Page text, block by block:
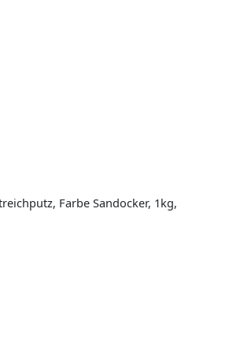
Farbe Sandocker, 1kg,